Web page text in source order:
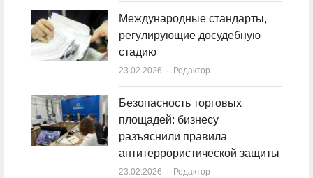
Международные стандарты,
регулирующие досудебную
стадию
23.02.2026 Author
Редактор
Безопасность торговых
площадей: бизнесу
разъяснили правила
антитеррористической защиты
23.02.2026 Author
Редактор